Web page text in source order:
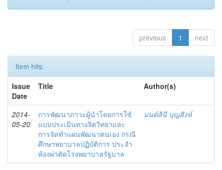
previous 1 next
Item hits:
Issue
Date
Title Author(s)
2014-
05-20
การพัฒนาภาวะผู้นำโดยการใช้
แบบประเมินทางจิตวิทยาและ
การจัดทำแผนพัฒนาตนเอง กรณี
ศึกษาพยาบาลปฏิบัติการ ประจำ
ห้องผ่าตัดโรงพยาบาลรัฐบาล
มนต์สินี บุญสิงห์